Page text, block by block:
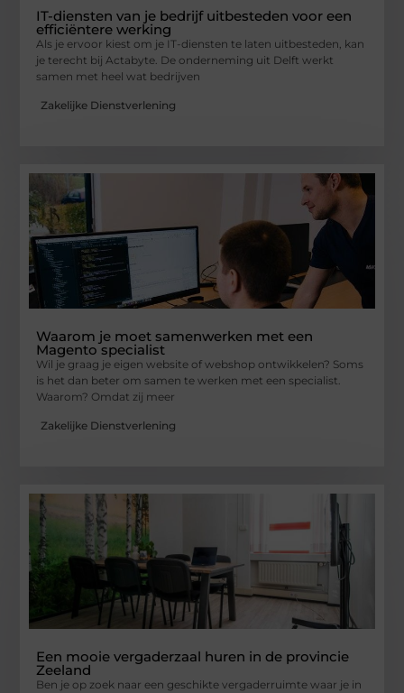
IT-diensten van je bedrijf uitbesteden voor een
efficiëntere werking
Als je ervoor kiest om je IT-diensten te laten uitbesteden, kan
je terecht bij Actabyte. De onderneming uit Delft werkt
samen met heel wat bedrijven
Zakelijke Dienstverlening
Waarom je moet samenwerken met een
Magento specialist
Wil je graag je eigen website of webshop ontwikkelen? Soms
is het dan beter om samen te werken met een specialist.
Waarom? Omdat zij meer
Zakelijke Dienstverlening
Een mooie vergaderzaal huren in de provincie
Zeeland
Ben je op zoek naar een geschikte vergaderruimte waar je in